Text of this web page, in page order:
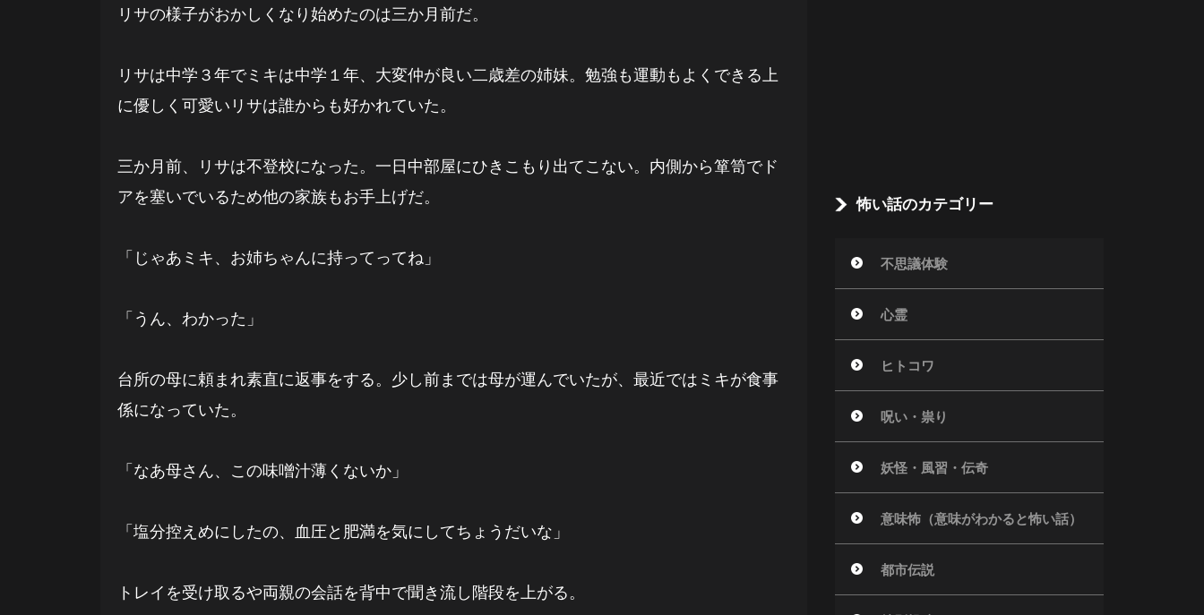
怖い話のカテゴリー
不思議体験
心霊
ヒトコワ
呪い・祟り
妖怪・風習・伝奇
意味怖（意味がわかると怖い話）
都市伝説
リサの様子がおかしくなり始めたのは三か月前だ。
リサは中学３年でミキは中学１年、大変仲が良い二歳差の姉妹。勉強も運動もよくできる上
に優しく可愛いリサは誰からも好かれていた。
三か月前、リサは不登校になった。一日中部屋にひきこもり出てこない。内側から箪笥でド
アを塞いでいるため他の家族もお手上げだ。
「じゃあミキ、お姉ちゃんに持ってってね」
「うん、わかった」
台所の母に頼まれ素直に返事をする。少し前までは母が運んでいたが、最近ではミキが食事
係になっていた。
「なあ母さん、この味噌汁薄くないか」
「塩分控えめにしたの、血圧と肥満を気にしてちょうだいな」
トレイを受け取るや両親の会話を背中で聞き流し階段を上がる。